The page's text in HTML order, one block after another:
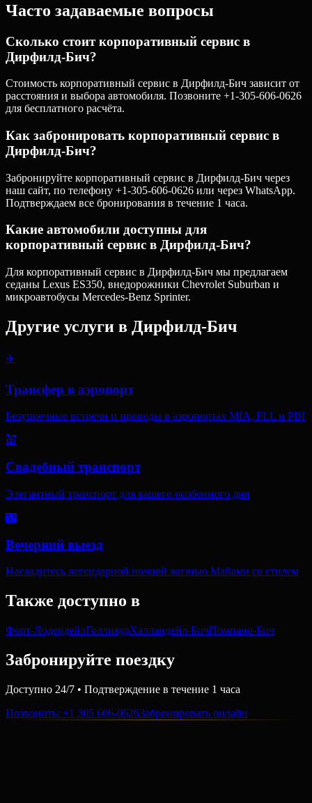
Часто задаваемые вопросы
Сколько стоит корпоративный сервис в
Дирфилд-Бич?
Стоимость корпоративный сервис в Дирфилд-Бич зависит от
расстояния и выбора автомобиля. Позвоните +1-305-606-0626
для бесплатного расчёта.
Как забронировать корпоративный сервис в
Дирфилд-Бич?
Забронируйте корпоративный сервис в Дирфилд-Бич через
наш сайт, по телефону +1-305-606-0626 или через WhatsApp.
Подтверждаем все бронирования в течение 1 часа.
Какие автомобили доступны для
корпоративный сервис в Дирфилд-Бич?
Для корпоративный сервис в Дирфилд-Бич мы предлагаем
седаны Lexus ES350, внедорожники Chevrolet Suburban и
микроавтобусы Mercedes-Benz Sprinter.
Другие услуги в Дирфилд-Бич
✈️
Трансфер в аэропорт
Безупречные встречи и проводы в аэропортах MIA, FLL и PBI
💒
Свадебный транспорт
Элегантный транспорт для вашего особенного дня
🌃
Вечерний выезд
Насладитесь легендарной ночной жизнью Майами со стилем
Также доступно в
Форт-ЛодердейлГолливудХалландейл-БичПомпано-Бич
Забронируйте поездку
Доступно 24/7 • Подтверждение в течение 1 часа
Позвонить: +1 305 606-0626Забронировать онлайн